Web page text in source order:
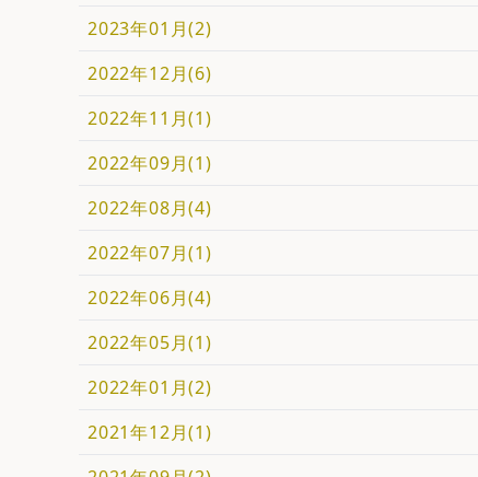
2023年01月(2)
2022年12月(6)
2022年11月(1)
2022年09月(1)
2022年08月(4)
2022年07月(1)
2022年06月(4)
2022年05月(1)
2022年01月(2)
2021年12月(1)